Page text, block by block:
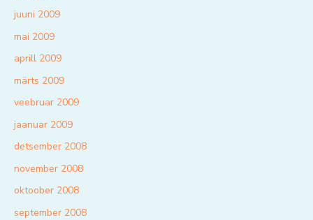
juuni 2009
mai 2009
aprill 2009
märts 2009
veebruar 2009
jaanuar 2009
detsember 2008
november 2008
oktoober 2008
september 2008